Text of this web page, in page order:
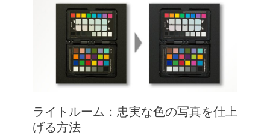
ライトルーム：忠実な色の写真を仕上
げる方法